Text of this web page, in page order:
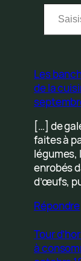
Les
de la
[…] de
faites à
légumes,
enrobés
d’œufs,
Répondre
Tour
à